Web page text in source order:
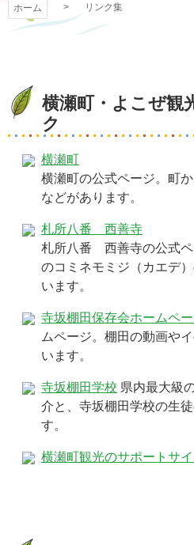
ホーム リンク集
横瀬町・よこぜ観
ク
横瀬町
横瀬町の公式ページ。町
などがあります。
札所八番 西善寺
札所八番 西善寺の公式
のコミネモミジ（カエデ
います。
寺坂棚田保存会ホームペ
ムページ。棚田の動画や
います。
寺坂棚田学校 県内最大級
介と、寺坂棚田学校の生
す。
横瀬町観光のサポートサ